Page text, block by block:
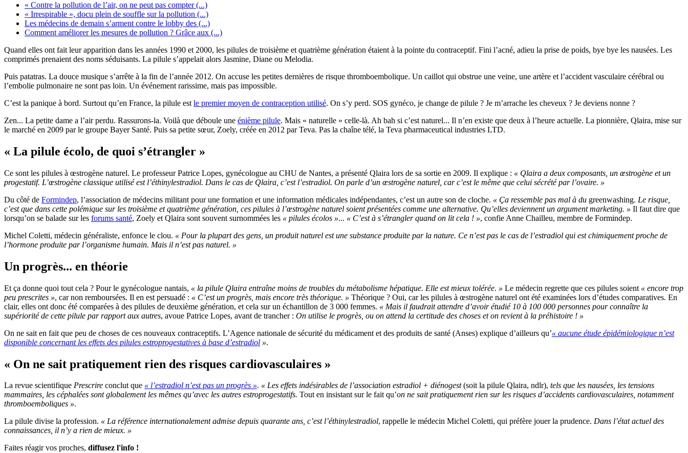
« Contre la pollution de l’air, on ne peut pas compter (...)
« Irrespirable », docu plein de souffle sur la pollution (...)
Les médecins de demain s’arment contre le lobby des (...)
Comment améliorer les mesures de pollution ? Grâce aux (...)
Quand elles ont fait leur apparition dans les années 1990 et 2000, les pilules de troisième et quatrième génération étaient à la pointe du contraceptif. Fini l’acné, adieu la prise de poids, bye bye les nausées. Les
comprimés prenaient des noms séduisants. La pilule s’appelait alors Jasmine, Diane ou Melodia.
Puis patatras. La douce musique s’arrête à la fin de l’année 2012. On accuse les petites dernières de risque thromboembolique. Un caillot qui obstrue une veine, une artère et l’accident vasculaire cérébral ou
l’embolie pulmonaire ne sont pas loin. Un événement rarissime, mais pas impossible.
C’est la panique à bord. Surtout qu’en France, la pilule est le premier moyen de contraception utilisé. On s’y perd. SOS gynéco, je change de pilule ? Je m’arrache les cheveux ? Je deviens nonne ?
Zen... La petite dame a l’air perdu. Rassurons-la. Voilà que déboule une énième pilule. Mais « naturelle » celle-là. Ah bah si c’est naturel... Il n’en existe que deux à l’heure actuelle. La pionnière, Qlaira, mise sur
le marché en 2009 par le groupe Bayer Santé. Puis sa petite sœur, Zoely, créée en 2012 par Teva. Pas la chaîne télé, la Teva pharmaceutical industries LTD.
« La pilule écolo, de quoi s’étrangler »
Ce sont les pilules à œstrogène naturel. Le professeur Patrice Lopes, gynécologue au CHU de Nantes, a présenté Qlaira lors de sa sortie en 2009. Il explique : « Qlaira a deux composants, un œstrogène et un
progestatif. L’œstrogène classique utilisé est l’éthinylestradiol. Dans le cas de Qlaira, c’est l’estradiol. On parle d’un œstrogène naturel, car c’est le même que celui sécrété par l’ovaire. »
Du côté de Formindep, l’association de médecins militant pour une formation et une information médicales indépendantes, c’est un autre son de cloche. « Ça ressemble pas mal à du greenwashing. Le risque,
c’est que dans cette polémique sur les troisième et quatrième génération, ces pilules à l’œstrogène naturel soient présentées comme une alternative. Qu’elles deviennent un argument marketing. » Il faut dire que
lorsqu’on se balade sur les forums santé, Zoely et Qlaira sont souvent surnommées les « pilules écolos »... « C’est à s’étrangler quand on lit cela ! », confie Anne Chailleu, membre de Formindep.
Michel Coletti, médecin généraliste, enfonce le clou. « Pour la plupart des gens, un produit naturel est une substance produite par la nature. Ce n’est pas le cas de l’estradiol qui est chimiquement proche de
l’hormone produite par l’organisme humain. Mais il n’est pas naturel. »
Un progrès... en théorie
Et ça donne quoi tout cela ? Pour le gynécologue nantais, « la pilule Qlaira entraîne moins de troubles du métabolisme hépatique. Elle est mieux tolérée. » Le médecin regrette que ces pilules soient « encore trop
peu prescrites », car non remboursées. Il en est persuadé : « C’est un progrès, mais encore très théorique. » Théorique ? Oui, car les pilules à œstrogène naturel ont été examinées lors d’études comparatives. En
clair, elles ont donc été comparées à des pilules de deuxième génération, et cela sur un échantillon de 3 000 femmes. « Mais il faudrait attendre d’avoir étudié 10 à 100 000 personnes pour connaître la
supériorité de cette pilule par rapport aux autres, avoue Patrice Lopes, avant de trancher : On utilise le progrès, ou on attend la certitude des choses et on revient à la préhistoire ! »
On ne sait en fait que peu de choses de ces nouveaux contraceptifs. L’Agence nationale de sécurité du médicament et des produits de santé (Anses) explique d’ailleurs qu’« aucune étude épidémiologique n’est
disponible concernant les effets des pilules estroprogestatives à base d’estradiol ».
« On ne sait pratiquement rien des risques cardiovasculaires »
La revue scientifique Prescrire conclut que « l’estradiol n’est pas un progrès ». « Les effets indésirables de l’association estradiol + diénogest(soit la pilule Qlaira, ndlr), tels que les nausées, les tensions
mammaires, les céphalées sont globalement les mêmes qu’avec les autres estroprogestatifs. Tout en insistant sur le fait qu’on ne sait pratiquement rien sur les risques d’accidents cardiovasculaires, notamment
thromboemboliques ».
La pilule divise la profession. « La référence internationalement admise depuis quarante ans, c’est l’éthinylestradiol, rappelle le médecin Michel Coletti, qui préfère jouer la prudence. Dans l’état actuel des
connaissances, il n’y a rien de mieux. »
Faites réagir vos proches, diffusez l'info !